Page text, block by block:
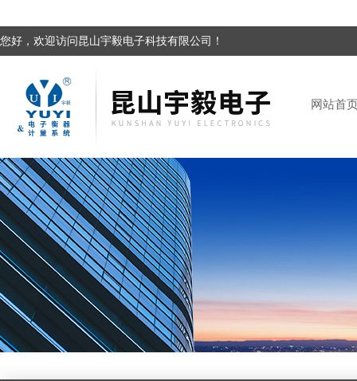
您好，欢迎访问昆山宇毅电子科技有限公司！
网站首